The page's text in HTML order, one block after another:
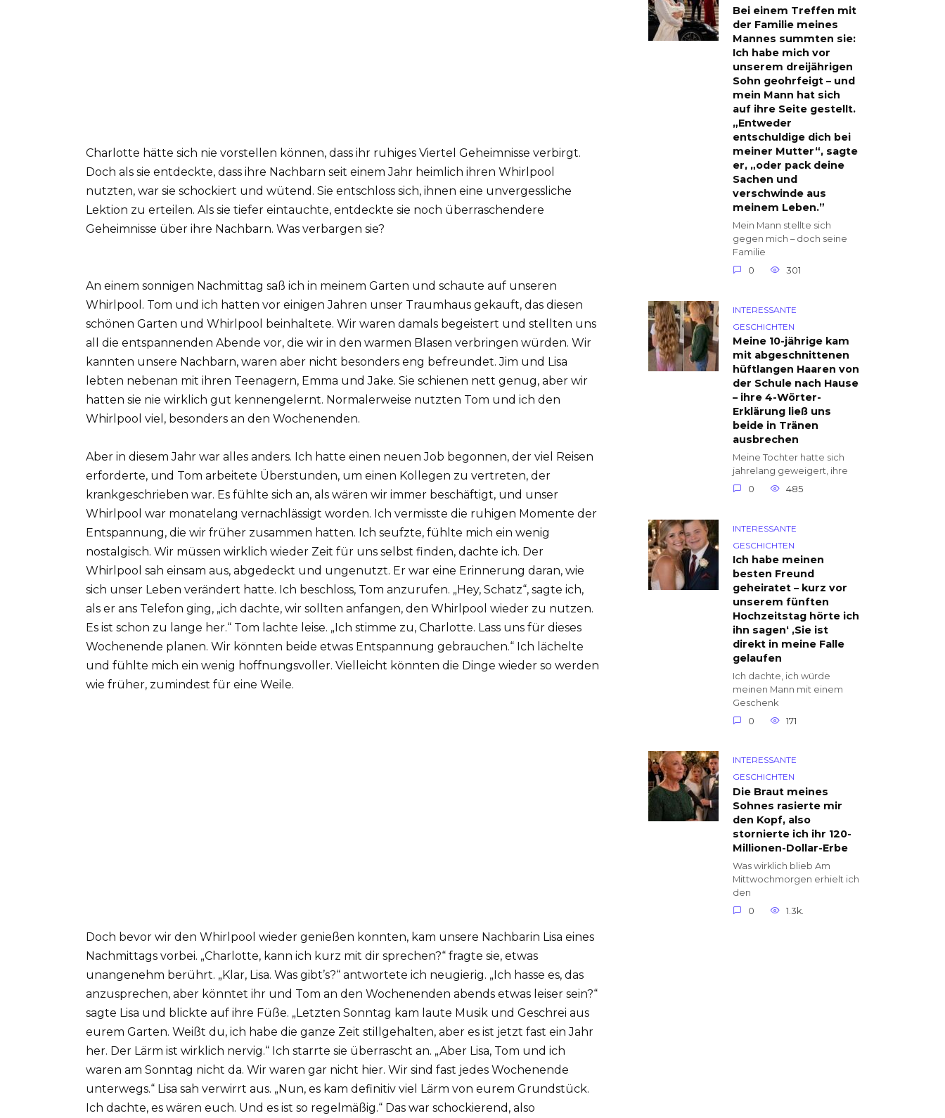
Charlotte hätte sich nie vorstellen können, dass ihr ruhiges Viertel Geheimnisse verbirgt.
Doch als sie entdeckte, dass ihre Nachbarn seit einem Jahr heimlich ihren Whirlpool
nutzten, war sie schockiert und wütend. Sie entschloss sich, ihnen eine unvergessliche
Lektion zu erteilen. Als sie tiefer eintauchte, entdeckte sie noch überraschendere
Geheimnisse über ihre Nachbarn. Was verbargen sie?
An einem sonnigen Nachmittag saß ich in meinem Garten und schaute auf unseren
Whirlpool. Tom und ich hatten vor einigen Jahren unser Traumhaus gekauft, das diesen
schönen Garten und Whirlpool beinhaltete. Wir waren damals begeistert und stellten uns
all die entspannenden Abende vor, die wir in den warmen Blasen verbringen würden. Wir
kannten unsere Nachbarn, waren aber nicht besonders eng befreundet. Jim und Lisa
lebten nebenan mit ihren Teenagern, Emma und Jake. Sie schienen nett genug, aber wir
hatten sie nie wirklich gut kennengelernt. Normalerweise nutzten Tom und ich den
Whirlpool viel, besonders an den Wochenenden.
Aber in diesem Jahr war alles anders. Ich hatte einen neuen Job begonnen, der viel Reisen
erforderte, und Tom arbeitete Überstunden, um einen Kollegen zu vertreten, der
krankgeschrieben war. Es fühlte sich an, als wären wir immer beschäftigt, und unser
Whirlpool war monatelang vernachlässigt worden. Ich vermisste die ruhigen Momente der
Entspannung, die wir früher zusammen hatten. Ich seufzte, fühlte mich ein wenig
nostalgisch. Wir müssen wirklich wieder Zeit für uns selbst finden, dachte ich. Der
Whirlpool sah einsam aus, abgedeckt und ungenutzt. Er war eine Erinnerung daran, wie
sich unser Leben verändert hatte. Ich beschloss, Tom anzurufen. „Hey, Schatz“, sagte ich,
als er ans Telefon ging, „ich dachte, wir sollten anfangen, den Whirlpool wieder zu nutzen.
Es ist schon zu lange her.“ Tom lachte leise. „Ich stimme zu, Charlotte. Lass uns für dieses
Wochenende planen. Wir könnten beide etwas Entspannung gebrauchen.“ Ich lächelte
und fühlte mich ein wenig hoffnungsvoller. Vielleicht könnten die Dinge wieder so werden
wie früher, zumindest für eine Weile.
Doch bevor wir den Whirlpool wieder genießen konnten, kam unsere Nachbarin Lisa eines
Nachmittags vorbei. „Charlotte, kann ich kurz mit dir sprechen?“ fragte sie, etwas
unangenehm berührt. „Klar, Lisa. Was gibt’s?“ antwortete ich neugierig. „Ich hasse es, das
anzusprechen, aber könntet ihr und Tom an den Wochenenden abends etwas leiser sein?“
sagte Lisa und blickte auf ihre Füße. „Letzten Sonntag kam laute Musik und Geschrei aus
eurem Garten. Weißt du, ich habe die ganze Zeit stillgehalten, aber es ist jetzt fast ein Jahr
her. Der Lärm ist wirklich nervig.“ Ich starrte sie überrascht an. „Aber Lisa, Tom und ich
waren am Sonntag nicht da. Wir waren gar nicht hier. Wir sind fast jedes Wochenende
unterwegs.“ Lisa sah verwirrt aus. „Nun, es kam definitiv viel Lärm von eurem Grundstück.
Ich dachte, es wären euch. Und es ist so regelmäßig.“ Das war schockierend, also
Bei einem Treffen mit
der Familie meines
Mannes summten sie:
Ich habe mich vor
unserem dreijährigen
Sohn geohrfeigt – und
mein Mann hat sich
auf ihre Seite gestellt.
„Entweder
entschuldige dich bei
meiner Mutter“, sagte
er, „oder pack deine
Sachen und
verschwinde aus
meinem Leben.”
Mein Mann stellte sich
gegen mich – doch seine
Familie
0
301
INTERESSANTE
GESCHICHTEN
Meine 10-jährige kam
mit abgeschnittenen
hüftlangen Haaren von
der Schule nach Hause
– ihre 4-Wörter-
Erklärung ließ uns
beide in Tränen
ausbrechen
Meine Tochter hatte sich
jahrelang geweigert, ihre
0
485
INTERESSANTE
GESCHICHTEN
Ich habe meinen
besten Freund
geheiratet – kurz vor
unserem fünften
Hochzeitstag hörte ich
ihn sagen‘ ‚Sie ist
direkt in meine Falle
gelaufen
Ich dachte, ich würde
meinen Mann mit einem
Geschenk
0
171
INTERESSANTE
GESCHICHTEN
Die Braut meines
Sohnes rasierte mir
den Kopf, also
stornierte ich ihr 120-
Millionen-Dollar-Erbe
Was wirklich blieb Am
Mittwochmorgen erhielt ich
den
0
1.3k.